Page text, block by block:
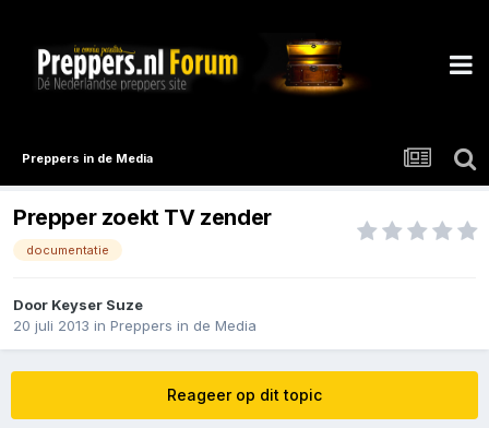
Preppers in de Media
Prepper zoekt TV zender
documentatie
Door Keyser Suze
20 juli 2013 in Preppers in de Media
Reageer op dit topic